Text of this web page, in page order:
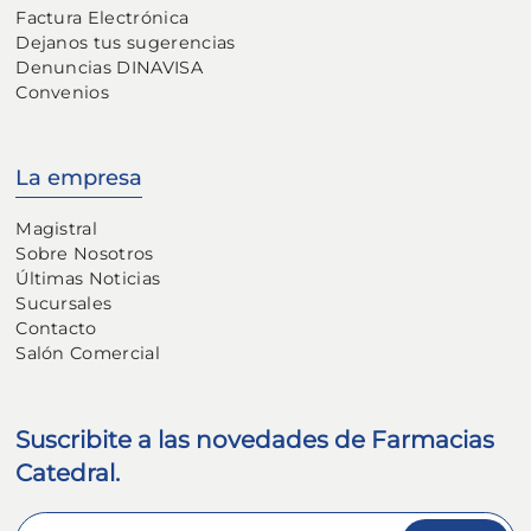
Factura Electrónica
Dejanos tus sugerencias
Denuncias DINAVISA
Convenios
La empresa
Magistral
Sobre Nosotros
Últimas Noticias
Sucursales
Contacto
Salón Comercial
Suscribite a las novedades de Farmacias
Catedral.